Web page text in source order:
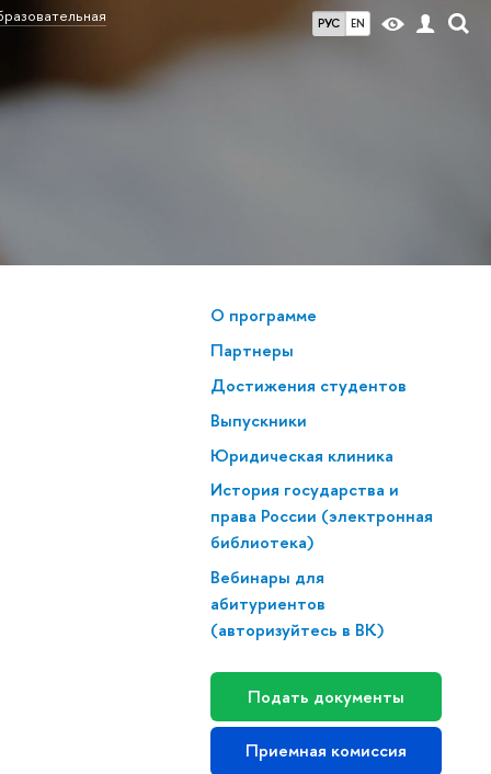
РУС EN
О программе
Партнеры
Достижения студентов
Выпускники
Юридическая клиника
История государства и
права России (электронная
библиотека)
Вебинары для
абитуриентов
(авторизуйтесь в ВК)
Подать документы
Приемная комиссия